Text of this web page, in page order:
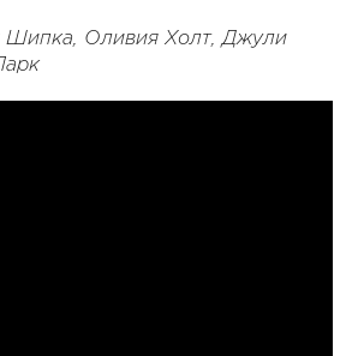
Шипка, Оливия Холт, Джули